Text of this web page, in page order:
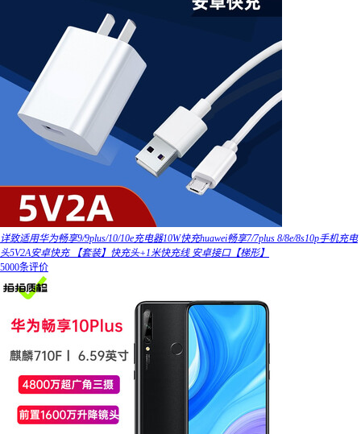
详致适用华为畅享9/9plus/10/10e充电器10W快充huawei畅享7/7plus 8/8e/8s10p手机充电
头5V2A安卓快充 【套装】快充头+1米快充线 安卓接口【梯形】
5000条评价